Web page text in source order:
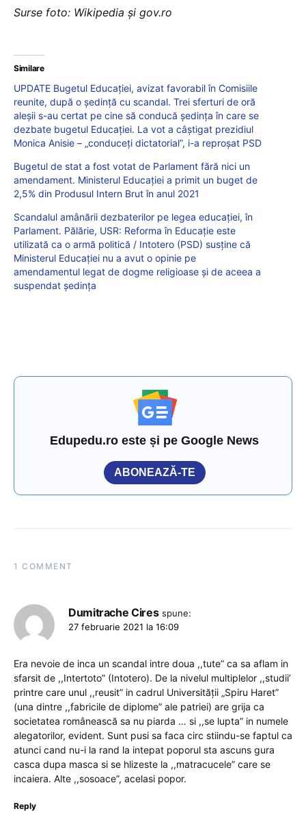
Surse foto: Wikipedia și gov.ro
Similare
UPDATE Bugetul Educației, avizat favorabil în Comisiile
reunite, după o ședință cu scandal. Trei sferturi de oră
aleșii s-au certat pe cine să conducă ședința în care se
dezbate bugetul Educației. La vot a câștigat prezidiul
Monica Anisie – „conduceți dictatorial”, i-a reproșat PSD
Bugetul de stat a fost votat de Parlament fără nici un
amendament. Ministerul Educației a primit un buget de
2,5% din Produsul Intern Brut în anul 2021
Scandalul amânării dezbaterilor pe legea educației, în
Parlament. Pălărie, USR: Reforma în Educație este
utilizată ca o armă politică / Intotero (PSD) susține că
Ministerul Educației nu a avut o opinie pe
amendamentul legat de dogme religioase și de aceea a
suspendat ședința
Edupedu.ro este și pe Google News
ABONEAZĂ-TE
1 COMMENT
Dumitrache Cires spune:
27 februarie 2021 la 16:09
Era nevoie de inca un scandal intre doua ,,tute” ca sa aflam in
sfarsit de ,,Intertoto” (Intotero). De la nivelul multiplelor ,,studii’
printre care unul ,,reusit” in cadrul Universității „Spiru Haret”
(una dintre ,,fabricile de diplome” ale patriei) are grija ca
societatea românească sa nu piarda … si ,,se lupta” in numele
alegatorilor, evident. Sunt pusi sa faca circ stiindu-se faptul ca
atunci cand nu-i la rand la intepat poporul sta ascuns gura
casca dupa masca si se hlizeste la ,,matracucele” care se
incaiera. Alte ,,sosoace”, acelasi popor.
Reply